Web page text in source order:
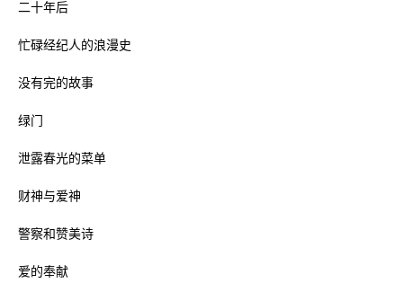
二十年后
忙碌经纪人的浪漫史
没有完的故事
绿门
泄露春光的菜单
财神与爱神
警察和赞美诗
爱的奉献